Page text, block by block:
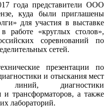
года представители ООО
куда были приглашены
для участия в выставке
работе «круглых столов»,
соревнований по
сетей.
презентации по
и отыскания мест
линий, диагностики
и трансформаторов, а также
лабораторий.